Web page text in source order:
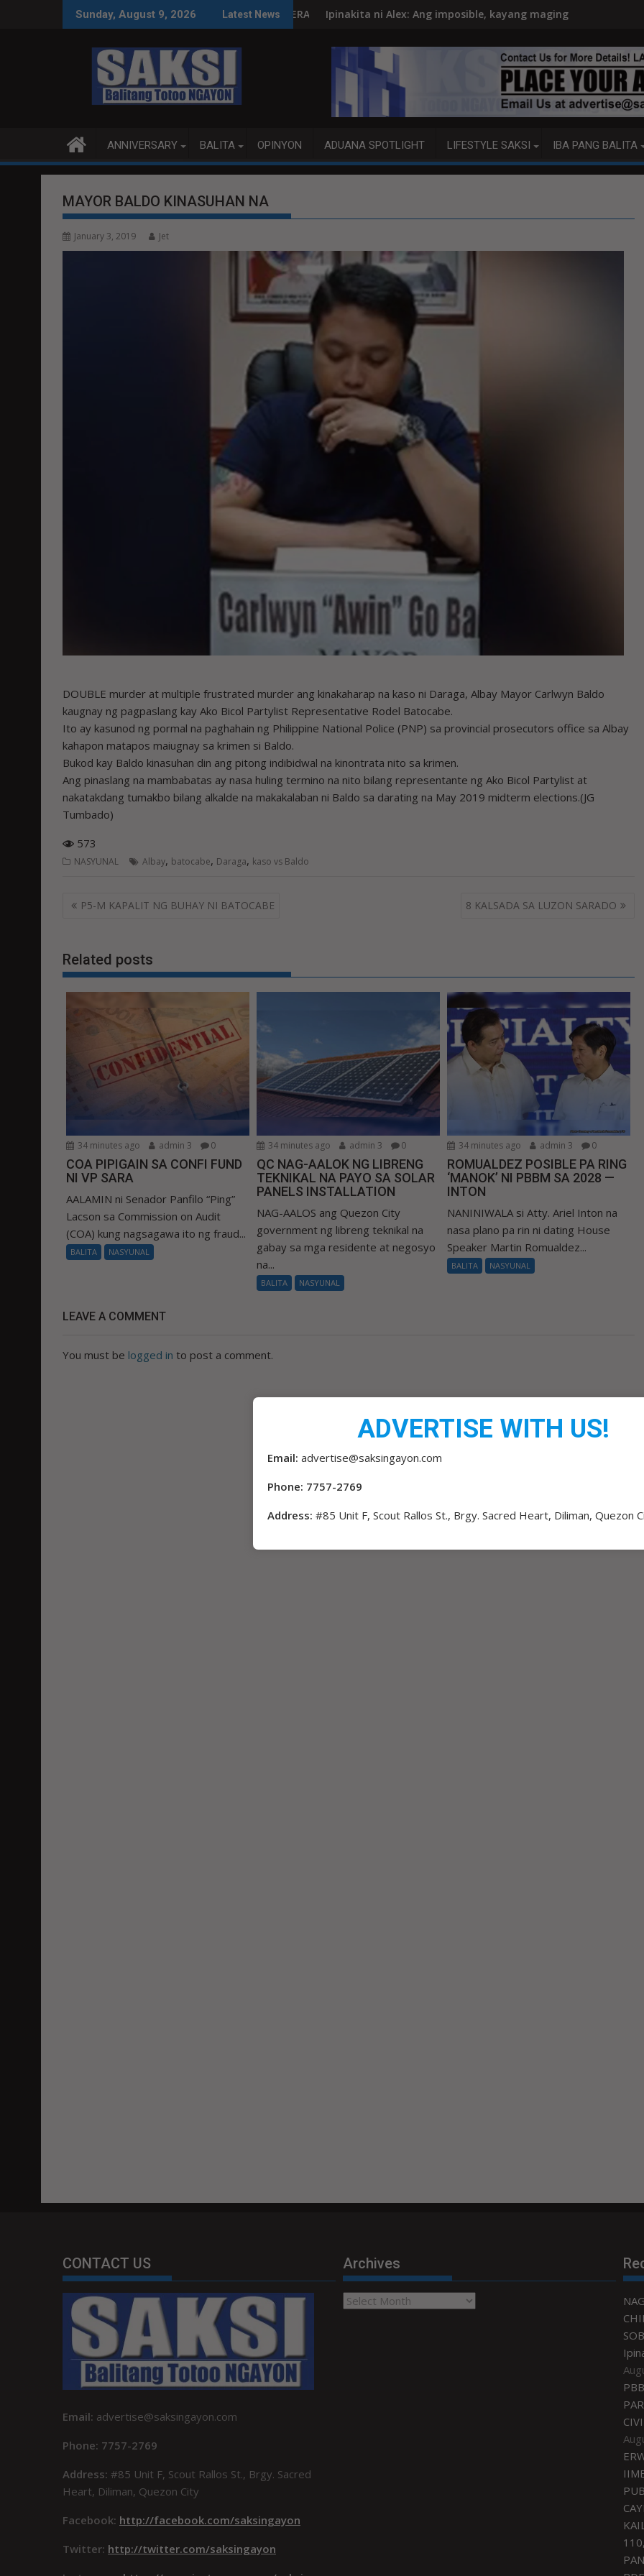
Sunday, August 9, 2026 Latest News
SA BALITA, PERO PALAG SA SOBERANYA Ipinakita ni Alex: Ang imposible, kayang maging posible PBBM, ITINUTULAK ANG AI,
ANNIVERSARY BALITA OPINYON ADUANA SPOTLIGHT LIFESTYLE SAKSI IBA PANG BALITA
MAYOR BALDO KINASUHAN NA
January 3, 2019 Jet
DOUBLE murder at multiple frustrated murder ang kinakaharap na kaso ni Daraga, Albay Mayor Carlwyn Baldo
kaugnay ng pagpaslang kay Ako Bicol Partylist Representative Rodel Batocabe.
Ito ay kasunod ng pormal na paghahain ng Philippine National Police (PNP) sa provincial prosecutors office sa Albay
kahapon matapos maiugnay sa krimen si Baldo.
Bukod kay Baldo kinasuhan din ang pitong indibidwal na kinontrata nito sa krimen.
Ang pinaslang na mambabatas ay nasa huling termino na nito bilang representante ng Ako Bicol Partylist at
nakatakdang tumakbo bilang alkalde na makakalaban ni Baldo sa darating na May 2019 midterm elections.(JG
Tumbado)
573
NASYUNAL Albay, batocabe, Daraga, kaso vs Baldo
Post
P5-M KAPALIT NG BUHAY NI BATOCABE 8 KALSADA SA LUZON SARADO
Related posts
34 minutes ago admin 3 0
COA PIPIGAIN SA CONFI FUND
NI VP SARA
AALAMIN ni Senador Panfilo “Ping”
Lacson sa Commission on Audit
(COA) kung nagsagawa ito ng fraud...
BALITA NASYUNAL
34 minutes ago admin 3 0
QC NAG-AALOK NG LIBRENG
TEKNIKAL NA PAYO SA SOLAR
PANELS INSTALLATION
NAG-AALOS ang Quezon City
government ng libreng teknikal na
gabay sa mga residente at negosyo
na...
BALITA NASYUNAL
34 minutes ago admin 3 0
ROMUALDEZ POSIBLE PA RING
‘MANOK’ NI PBBM SA 2028 —
INTON
NANINIWALA si Atty. Ariel Inton na
nasa plano pa rin ni dating House
Speaker Martin Romualdez...
BALITA NASYUNAL
LEAVE A COMMENT
You must be logged in to post a comment.
CONTACT US
Email: advertise@saksingayon.com
Phone: 7757-2769
Address: #85 Unit F, Scout Rallos St., Brgy. Sacred
Heart, Diliman, Quezon City
Facebook: http://facebook.com/saksingayon
Twitter: http://twitter.com/saksingayon
Archives
Archives
ADVERTISE WITH US!
Email: advertise@saksingayon.com
Phone: 7757-2769
Address: #85 Unit F, Scout Rallos St., Brgy. Sacred Heart, Diliman, Quezon